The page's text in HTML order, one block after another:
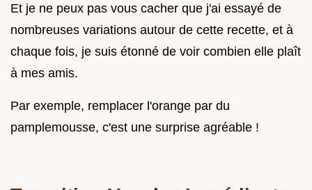
Et je ne peux pas vous cacher que j'ai essayé de
nombreuses variations autour de cette recette, et à
chaque fois, je suis étonné de voir combien elle plaît
à mes amis.
Par exemple, remplacer l'orange par du
pamplemousse, c'est une surprise agréable !